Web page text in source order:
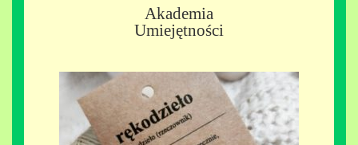
Akademia
Umiejętności